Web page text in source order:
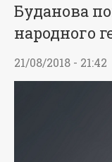
Буданова
народного
21/08/2018 - 21:42